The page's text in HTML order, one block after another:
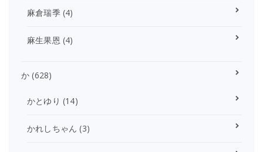
麻倉瑞季(4)
麻生果恩 (4)
か (628)
かとゆり (14)
かれしちゃん (3)